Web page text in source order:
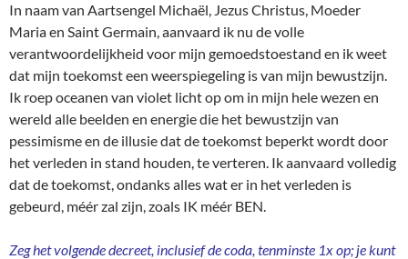
In naam van Aartsengel Michaël, Jezus Christus, Moeder
Maria en Saint Germain, aanvaard ik nu de volle
verantwoordelijkheid voor mijn gemoedstoestand en ik weet
dat mijn toekomst een weerspiegeling is van mijn bewustzijn.
Ik roep oceanen van violet licht op om in mijn hele wezen en
wereld alle beelden en energie die het bewustzijn van
pessimisme en de illusie dat de toekomst beperkt wordt door
het verleden in stand houden, te verteren. Ik aanvaard volledig
dat de toekomst, ondanks alles wat er in het verleden is
gebeurd, méér zal zijn, zoals IK méér BEN.
Zeg het volgende decreet, inclusief de coda, tenminste 1x op; je kunt